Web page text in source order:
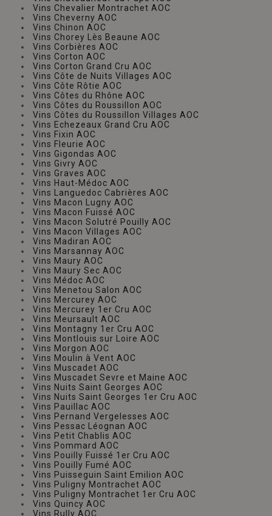
Vins Chevalier Montrachet AOC
Vins Cheverny AOC
Vins Chinon AOC
Vins Chorey Lès Beaune AOC
Vins Corbières AOC
Vins Corton AOC
Vins Corton Grand Cru AOC
Vins Côte de Nuits Villages AOC
Vins Côte Rôtie AOC
Vins Côtes du Rhône AOC
Vins Côtes du Roussillon AOC
Vins Côtes du Roussillon Villages AOC
Vins Echezeaux Grand Cru AOC
Vins Fixin AOC
Vins Fleurie AOC
Vins Gigondas AOC
Vins Givry AOC
Vins Graves AOC
Vins Haut-Médoc AOC
Vins Languedoc Cabrières AOC
Vins Macon Lugny AOC
Vins Macon Fuissé AOC
Vins Macon Solutré Pouilly AOC
Vins Macon Villages AOC
Vins Madiran AOC
Vins Marsannay AOC
Vins Maury AOC
Vins Maury Sec AOC
Vins Médoc AOC
Vins Menetou Salon AOC
Vins Mercurey AOC
Vins Mercurey 1er Cru AOC
Vins Meursault AOC
Vins Montagny 1er Cru AOC
Vins Montlouis sur Loire AOC
Vins Morgon AOC
Vins Moulin à Vent AOC
Vins Muscadet AOC
Vins Muscadet Sevre et Maine AOC
Vins Nuits Saint Georges AOC
Vins Nuits Saint Georges 1er Cru AOC
Vins Pauillac AOC
Vins Pernand Vergelesses AOC
Vins Pessac Léognan AOC
Vins Petit Chablis AOC
Vins Pommard AOC
Vins Pouilly Fuissé 1er Cru AOC
Vins Pouilly Fumé AOC
Vins Puisseguin Saint Emilion AOC
Vins Puligny Montrachet AOC
Vins Puligny Montrachet 1er Cru AOC
Vins Quincy AOC
Vins Rully AOC